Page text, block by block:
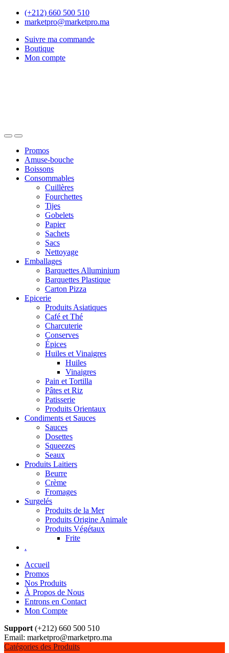
Skip
Skip
(+212) 660 500 510
marketpro@marketpro.ma
Suivre ma commande
Boutique
Mon compte
OpenClose
Promos
Amuse-bouche
Boissons
Consommables
Cuillères
Fourchettes
Tijes
Gobelets
Papier
Sachets
Sacs
Nettoyage
Emballages
Barquettes Alluminium
Barquettes Plastique
Carton Pizza
Epicerie
Produits Asiatiques
Café et Thé
Charcuterie
Conserves
Épices
Huiles et Vinaigres
Huiles
Vinaigres
Pain et Tortilla
Pâtes et Riz
Patisserie
Produits Orientaux
Condiments et Sauces
Sauces
Dosettes
Squeezes
Seaux
Produits Laitiers
Beurre
Crème
Fromages
Surgelés
Produits de la Mer
Produits Origine Animale
Produits Végétaux
Frite
.
Accueil
Promos
Nos Produits
À Propos de Nous
Entrons en Contact
Mon Compte
Support (+212) 660 500 510
Email: marketpro@marketpro.ma
Catégories des Produits